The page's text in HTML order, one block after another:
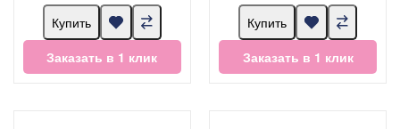
Купить
Заказать в 1 клик
Купить
Заказать в 1 клик